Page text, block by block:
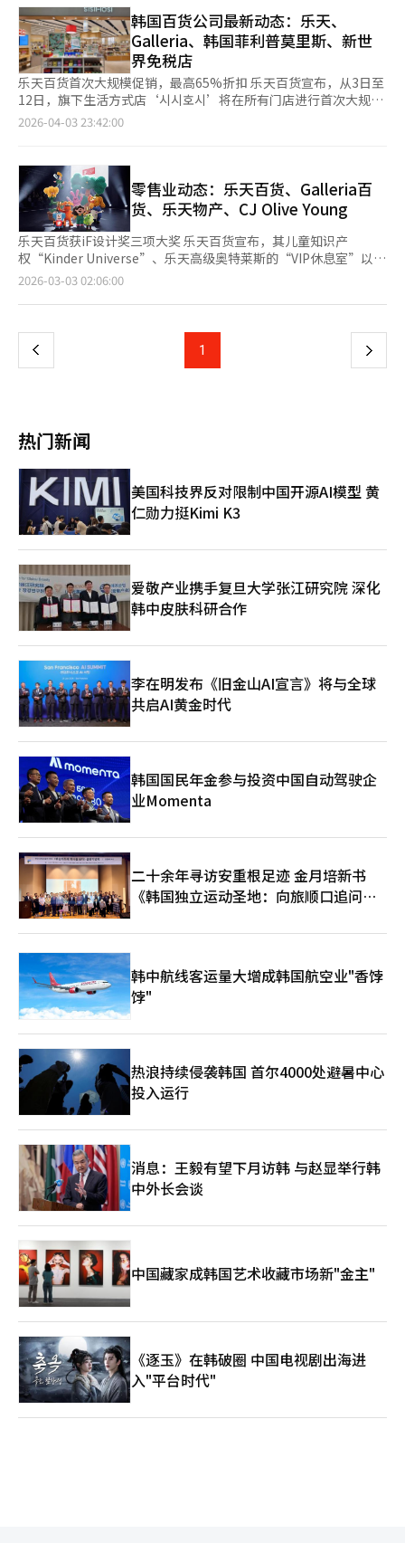
Seoul”全球推广活动。新加入全球会员的客户可获得5%折扣券
和饮料兑换券，消费超过50万韩元可获赠7%商品券。此外，使用
台湾支付服务进行30万至300万韩元的消费可享受最高20%的商品
券优惠。 此次活动特别将原本仅限于本国顶级客户的个性化购物
服务“PSR”扩展到全球会员的高级外国客户。PSR提供私人空间
和专业造型师咨询，旨在提升客户的购物体验。Galleria计划通过
此举提高外国VIP客户的停留时间和购买转化率。 为加强高端生活
方式体验，还将与高端美容沙龙Jenny House合作，为消费达到一
造型体验项目。该项目旨在让外国游客体验韩国明星的造型，预计
将引起高度关注。 利用K-内容的快闪店也是此次活动的核心元
素。时尚领域将独家展示新锐设计师品牌“Surge”的系列，并通
过现代化的韩服品牌“Yojumien”快闪店介绍韩国时尚的多样
性。 美妆领域，利基香水品牌“Salon de Nevaeh”和传统工艺品
牌“Gaya Art”将参与，打造皇室概念的体验空间。访客可体验香
水和传统工艺结合的内容，并参与多种互动活动。 美食领域也加
强了以K-食品为中心的体验内容。包括11个品牌参与的快闪店将
介绍多样的韩国饮食文化，反映了全球市场对K-食品日益增长的兴
而是强调“体验式消费”。特别是针对外国VIP客户的定制服务扩
展和K-内容体验元素的结合，被视为与竞争对手差异化的战略。
近期，国内主要百货公司积极吸引外国游客，Galleria则专注于奢
韩国百货公司最新动态：乐天、
Galleria、韩国菲利普莫里斯、新世
界免税店
乐天百货首次大规模促销，最高65%折扣 乐天百货宣布，从3日至
12日，旗下生活方式店‘시시호시’将在所有门店进行首次大规模
促销。 此次促销涵盖6家门店的330多个品牌，提供3800多种商
的‘키티버니포니’等。 活动期间，消费满5万韩元的前800名顾客
可获得5000韩元的现场折扣券，消费满10万韩元的顾客可获得精
选‘幸运盒’。 Galleria百货推出‘五感所’快闪店 Galleria百货
宣布，在首尔名品馆推出国内品牌‘五感所’的快闪店，营业至9
日。 ‘五感所’的产品以青铜为材料，音色清澈深邃，适合冥
想。产品价格从5万韩元到100万韩元不等。 Galleria表示，随
着‘心灵健康’趋势的兴起，冥想受到越来越多人的关注，因此推
出此快闪店。 韩国菲利普莫里斯推出‘센티아 제스티 레드’ 韩国
菲利普莫里斯宣布推出‘센티아 제스티 레드’，这是为IQOS Iluma
足国内消费者的需求。 菲利普莫里斯计划通过新产品加强其特殊
混合系列，并提高对细分市场的响应能力。 新世界免税店独家销
（AI）系统翻译与编辑。
2026-04-03 23:42:00
零售业动态：乐天百货、Galleria百
货、乐天物产、CJ Olive Young
乐天百货获iF设计奖三项大奖 乐天百货宣布，其儿童知识产
权“Kinder Universe”、乐天高级奥特莱斯的“VIP休息室”以及
Time Villas的网页在2026年iF设计奖中获得了大奖。 iF设计奖与
Universe在品牌与传播设计类别中获奖，其特色是“意外相
推出后应用于儿童馆。 乐天百货设计部负责人朴智英表示：“设
计不仅限于视觉，而是应用于各种元素，扩展了客户体验，这是我
楼，展示新的变化。 名品馆三楼最近开设了旅行品牌Rowlow，随
后是Musinsa Empty、ADER error、Platform Place、GBH和
Gelato Pique等品牌。 随着消费趋势从“购买中心”转向“体验
中心”，重新配置楼层空间是此次翻新的核心。 从原有的奢侈鞋
类空间转向时尚和生活方式中心，旨在吸引年轻消费者和外国游
客。 韩华Galleria相关人士表示：“此次翻新是为了扩大2030年
代客户和外国游客等新客户的多元化组合。”并表示：“未来将推
出更多品牌以满足更多客户的品味和趋势。” 乐天世界塔2月访客
创新高 乐天物产宣布，上个月乐天世界塔和购物中心的访客约490
万人，创下历史2月访客新高。 尽管2月通常被视为零售业的淡
季，但乐天世界塔通过在户外草坪广场举办“2026乐天灯光
节”吸引了大量访客。 上个月塔和购物中心的日均访客约17万
人，比去年同期增长20%。特别是2月第三个周末的21日至22日，
货蚕室店上个月2030年代客户数量同比增长超过20%，外国人销
售额增长超过65%。 “2026乐天灯光节”将持续到8日。 CJ Olive
Young全球商城季节促销 CJ Olive Young宣布，其全球商城将于7
日前进行今年首次“季节促销”。该促销每年3月、6月、9月和12
月举行，特色是提供韩国热门美容产品的国家定制优惠。 Olive
Young全球商城借助K美容的全球人气，成为新兴品牌的国际推广
平台。去年首次季节促销的订单金额同比增长107%，参与品牌数
量比2021年增加了三倍以上。 此次促销提供从春季保湿基础产品
到彩妆、健康产品的多样化K生活方式产品。活动期间，每天选出
4至7种商品进行额外折扣的“今日特价”，并有Numbers In、
Round Lab、Pyu等品牌参与。特别为北美地区客户准备了防晒产
品专题展，强化了区域定制策划。 全球客户的优惠券福利也有所
扩大。根据日本、美国、加拿大等访问地区，提供30%以上折扣的
购物车优惠券。可与应用程序专用的20%限量优惠券叠加使用。首
次购买客户还可获得额外折扣。 ※ 本报道经人工智能（AI）系统
翻译与编辑。
2026-03-03 02:06:00
上
页
1 下
热门新闻
美国科技界反对限制中国开源AI模型 黄
仁勋力挺Kimi K3
爱敬产业携手复旦大学张江研究院 深化
韩中皮肤科研合作
李在明发布《旧金山AI宣言》将与全球
共启AI黄金时代
韩国国民年金参与投资中国自动驾驶企
业Momenta
二十余年寻访安重根足迹 金月培新书
《韩国独立运动圣地：向旅顺口追问历
韩中航线客运量大增成韩国航空业"香饽
饽"
热浪持续侵袭韩国 首尔4000处避暑中心
投入运行
消息：王毅有望下月访韩 与赵显举行韩
中外长会谈
中国藏家成韩国艺术收藏市场新"金主"
《逐玉》在韩破圈 中国电视剧出海进
入"平台时代"